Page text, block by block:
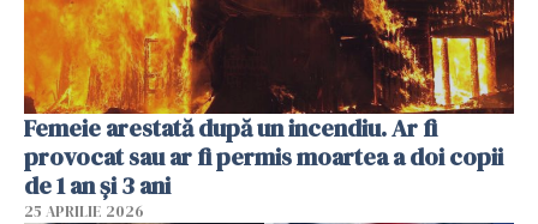
Femeie arestată după un incendiu. Ar fi
provocat sau ar fi permis moartea a doi copii
de 1 an și 3 ani
25 APRILIE 2026